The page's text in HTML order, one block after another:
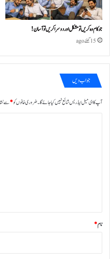
جو کام وہ کریں تو مشکل اور دوسرا کریں تو آسان !
15 گھنٹے ago
جواب دیں
آپ کا ای میل ایڈریس شائع نہیں کیا جائے گا۔ضروری خانوں کو*سے
نام*